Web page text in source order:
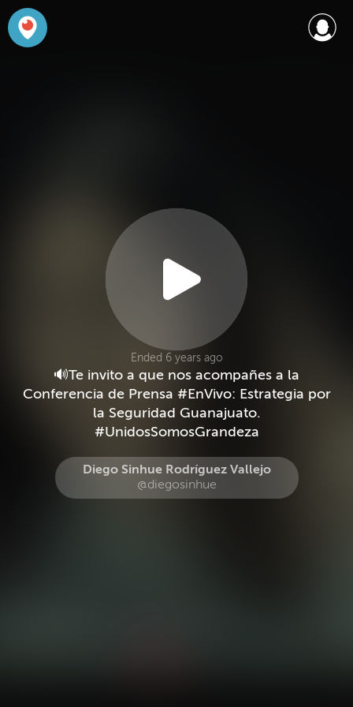
Ended 6 years ago
🔊Te invito a que nos acompañes a la
Conferencia de Prensa #EnVivo: Estrategia por
la Seguridad Guanajuato.
#UnidosSomosGrandeza
Diego Sinhue Rodríguez Vallejo
@diegosinhue